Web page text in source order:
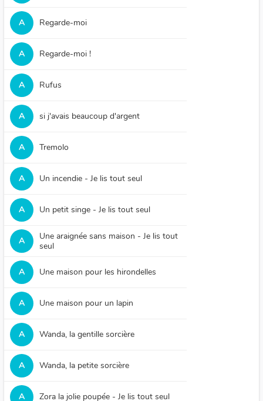
A Regarde-moi
A Regarde-moi !
A Rufus
A si j'avais beaucoup d'argent
A Tremolo
A Un incendie - Je lis tout seul
A Un petit singe - Je lis tout seul
A
Une araignée sans maison - Je lis tout
seul
A Une maison pour les hirondelles
A Une maison pour un lapin
A Wanda, la gentille sorcière
A Wanda, la petite sorcière
A Zora la jolie poupée - Je lis tout seul